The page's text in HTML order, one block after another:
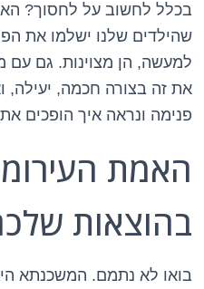
בכלל לחשוב על לחסוך?
שהילדים שלנו ישלמו את
למעשה, הן מצוינות. גם
את זה בצורה חכמה, יעילה,
פנימה ונראה איך הופכים
האמת
בהוצאות
בואו לא נתמם. המשכנתא